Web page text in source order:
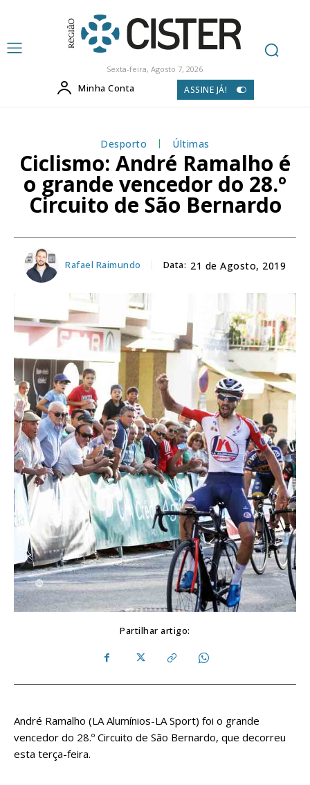
Sexta-feira, Agosto 7, 2026
Minha Conta ASSINE JÁ!
Desporto Últimas
Ciclismo: André Ramalho é
o grande vencedor do 28.º
Circuito de São Bernardo
Rafael Raimundo Data: 21 de Agosto, 2019
Partilhar artigo:
André Ramalho (LA Alumínios-LA Sport) foi o grande
vencedor do 28.º Circuito de São Bernardo, que decorreu
esta terça-feira.